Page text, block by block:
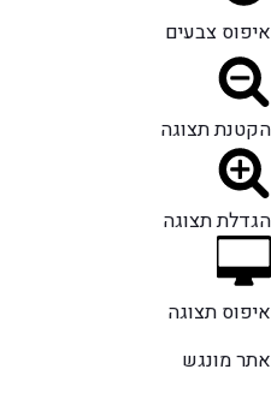
איפוס צבעים
הקטנת תצוגה
הגדלת תצוגה
איפוס תצוגה
אתר מונגש